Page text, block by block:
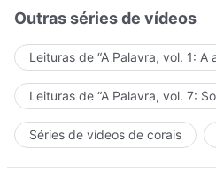
Outras séries de vídeos
Leituras de “A Palavra, vol. 1:
Leituras de “A Palavra, vol. 7:
Séries de vídeos de corais